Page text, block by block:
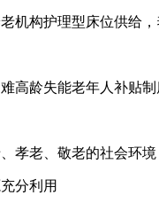
机构护理型床位供给
高龄失能老年人补贴
孝老、敬老的社会环境
分利用